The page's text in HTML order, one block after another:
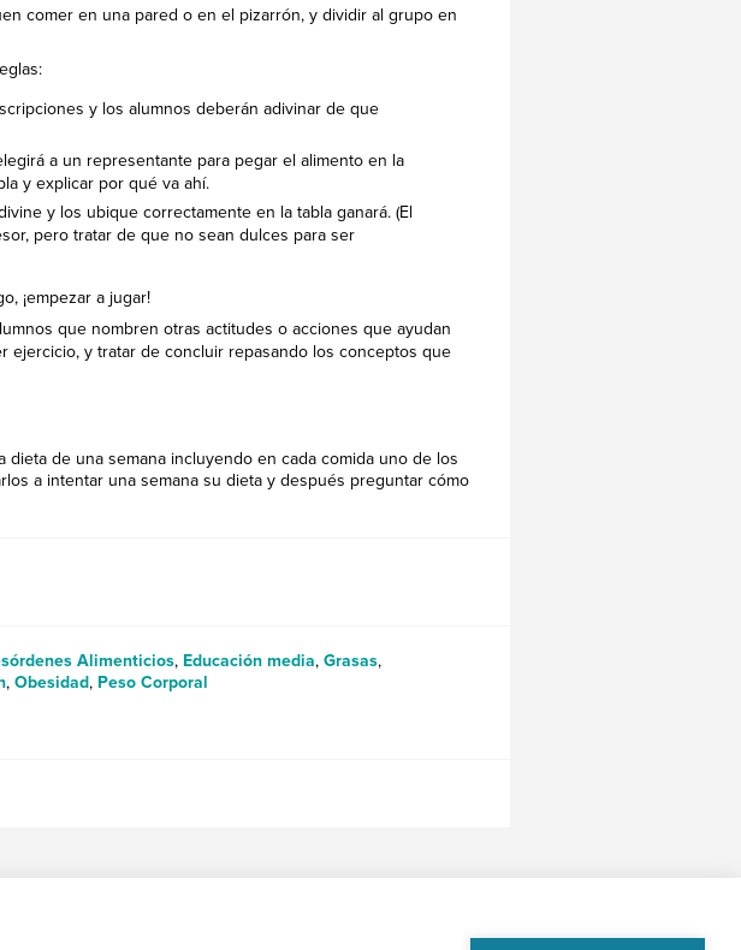
comer en una pared o en el pizarrón, y dividir al grupo en
y los alumnos deberán adivinar de que
a un representante para pegar el alimento en la
y explicar por qué va ahí.
y los ubique correctamente en la tabla ganará. (El
pero tratar de que no sean dulces para ser
¡empezar a jugar!
que nombren otras actitudes o acciones que ayudan
ejercicio, y tratar de concluir repasando los conceptos que
dieta de una semana incluyendo en cada comida uno de los
a intentar una semana su dieta y después preguntar cómo
Alimenticios, Educación media, Grasas,
, Obesidad, Peso Corporal